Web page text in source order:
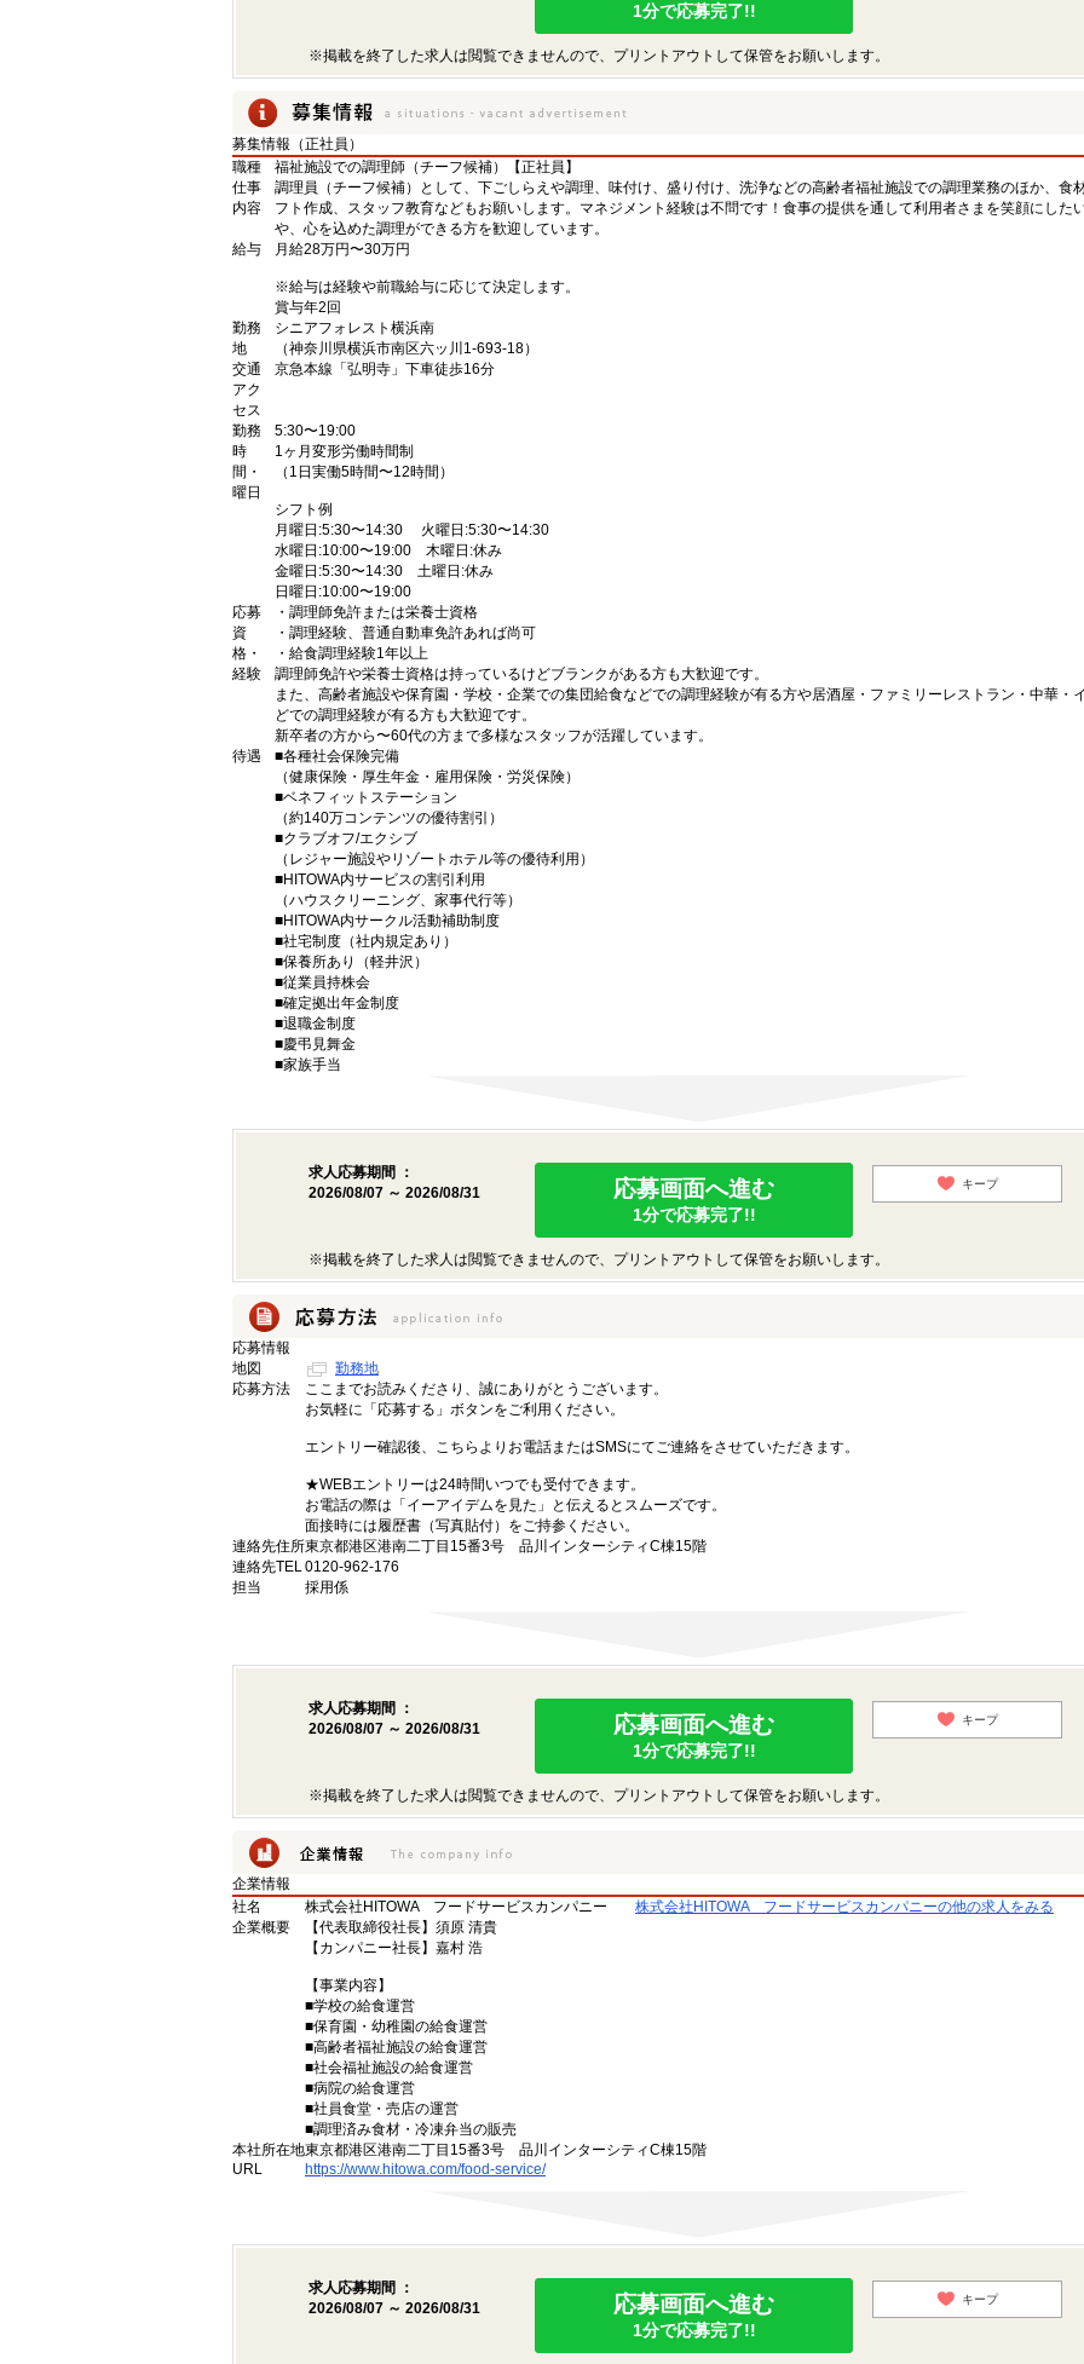
1分で応募完了!!
※掲載を終了した求人は閲覧できませんので、プリントアウトして保管をお願いします。
募集情報（正社員）
職種
福祉施設での調理師（チーフ候補）【正社員】
仕事
内容
調理員（チーフ候補）として、下ごしらえや調理、味付け、盛り付け、洗浄などの高齢者福祉施設での調理業務のほか、食
フト作成、スタッフ教育などもお願いします。マネジメント経験は不問です！食事の提供を通して利用者さまを笑顔にした
や、心を込めた調理ができる方を歓迎しています。
給与
月給28万円〜30万円
※給与は経験や前職給与に応じて決定します。
賞与年2回
勤務
地
シニアフォレスト横浜南
（神奈川県横浜市南区六ッ川1-693-18）
交通
アク
セス
京急本線「弘明寺」下車徒歩16分
勤務
時
間・
曜日
5:30〜19:00
1ヶ月変形労働時間制
（1日実働5時間〜12時間）
シフト例
月曜日:5:30〜14:30 火曜日:5:30〜14:30
水曜日:10:00〜19:00 木曜日:休み
金曜日:5:30〜14:30 土曜日:休み
日曜日:10:00〜19:00
応募
資
格・
経験
・調理師免許または栄養士資格
・調理経験、普通自動車免許あれば尚可
・給食調理経験1年以上
調理師免許や栄養士資格は持っているけどブランクがある方も大歓迎です。
また、高齢者施設や保育園・学校・企業での集団給食などでの調理経験が有る方や居酒屋・ファミリーレストラン・中華・
どでの調理経験が有る方も大歓迎です。
新卒者の方から〜60代の方まで多様なスタッフが活躍しています。
待遇
■各種社会保険完備
（健康保険・厚生年金・雇用保険・労災保険）
■ベネフィットステーション
（約140万コンテンツの優待割引）
■クラブオフ/エクシブ
（レジャー施設やリゾートホテル等の優待利用）
■HITOWA内サービスの割引利用
（ハウスクリーニング、家事代行等）
■HITOWA内サークル活動補助制度
■社宅制度（社内規定あり）
■保養所あり（軽井沢）
■従業員持株会
■確定拠出年金制度
■退職金制度
■慶弔見舞金
■家族手当
求人応募期間 ：
2026/08/07 ～ 2026/08/31
応募画面へ進む
1分で応募完了!!
キープ
※掲載を終了した求人は閲覧できませんので、プリントアウトして保管をお願いします。
応募情報
地図
勤務地
応募方法
ここまでお読みくださり、誠にありがとうございます。
お気軽に「応募する」ボタンをご利用ください。
エントリー確認後、こちらよりお電話またはSMSにてご連絡をさせていただきます。
★WEBエントリーは24時間いつでも受付できます。
お電話の際は「イーアイデムを見た」と伝えるとスムーズです。
面接時には履歴書（写真貼付）をご持参ください。
連絡先住所東京都港区港南二丁目15番3号 品川インターシティC棟15階
連絡先TEL0120-962-176
担当
採用係
求人応募期間 ：
2026/08/07 ～ 2026/08/31
応募画面へ進む
1分で応募完了!!
キープ
※掲載を終了した求人は閲覧できませんので、プリントアウトして保管をお願いします。
企業情報
社名
株式会社HITOWA フードサービスカンパニー
株式会社HITOWA フードサービスカンパニーの他の求人をみる
企業概要
【代表取締役社長】須原 清貴
【カンパニー社長】嘉村 浩
【事業内容】
■学校の給食運営
■保育園・幼稚園の給食運営
■高齢者福祉施設の給食運営
■社会福祉施設の給食運営
■病院の給食運営
■社員食堂・売店の運営
■調理済み食材・冷凍弁当の販売
本社所在地東京都港区港南二丁目15番3号 品川インターシティC棟15階
URL
https://www.hitowa.com/food-service/
求人応募期間 ：
2026/08/07 ～ 2026/08/31
応募画面へ進む
1分で応募完了!!
キープ